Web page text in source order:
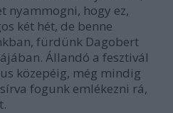
nyammogni, hogy ez,
két hét, de benne
fürdünk Dagobert
Állandó a fesztivál
közepéig, még mindig
fogunk emlékezni rá,